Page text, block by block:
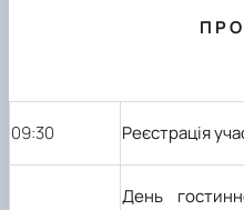
П Р
09:30 Реєстрація
День